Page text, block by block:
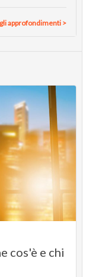
approfondimenti >
cos'è e chi